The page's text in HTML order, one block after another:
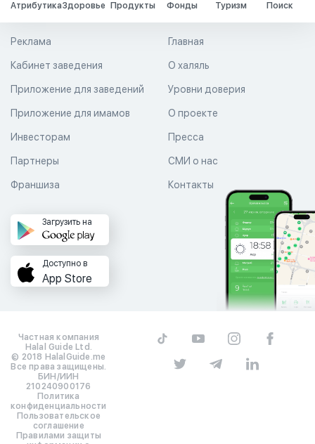
АтрибутикаЗдоровье Продукты Фонды Туризм Поиск
Главная
О халяль
Уровни доверия
Реклама
Кабинет заведения
Приложение для заведений
Приложение для имамов О проекте
Пресса
СМИ о нас
Контакты
Инвесторам
Партнеры
Франшиза
Загрузить на
Доступно в
App Store
Частная компания
Halal Guide Ltd.
© 2018 HalalGuide.me
Все права защищены.
БИН/ИИН
210240900176
Политика
конфиденциальности
Пользовательское
соглашение
Правилами защиты